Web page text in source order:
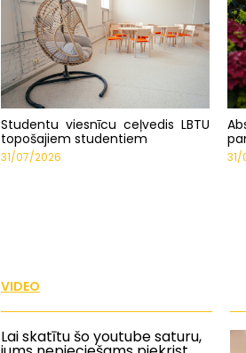
Studentu viesnīcu ceļvedis LBTU
topošajiem studentiem
31/07/2026
VIDEO
Lai skatītu šo youtube saturu,